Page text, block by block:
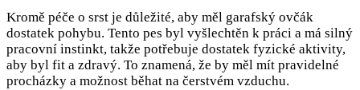
Kromě péče o srst je důležité, aby měl garafský ovčák
dostatek pohybu. Tento pes byl vyšlechtěn k práci a má silný
pracovní instinkt, takže potřebuje dostatek fyzické aktivity,
aby byl fit a zdravý. To znamená, že by měl mít pravidelné
procházky a možnost běhat na čerstvém vzduchu.